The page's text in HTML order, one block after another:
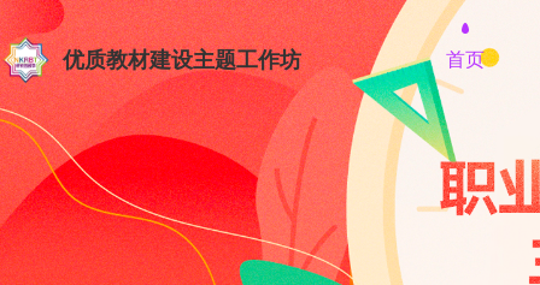
优质教材建设主题工作坊 首页